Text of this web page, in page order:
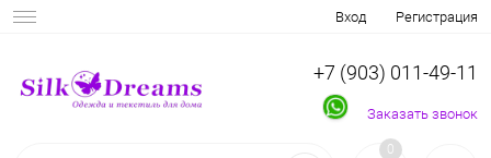
Вход Регистрация
+7 (903) 011-49-11
Заказать звонок
0